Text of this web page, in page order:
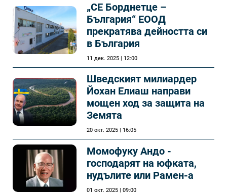
„СЕ Борднетце –
България“ ЕООД
прекратява дейността си
в България
11 дек. 2025 | 12:00
Шведският милиардер
Йохан Елиаш направи
мощен ход за защита на
Земята
20 окт. 2025 | 16:05
Момофуку Андо -
господарят на юфката,
нудълите или Рамен-а
01 окт. 2025 | 09:00